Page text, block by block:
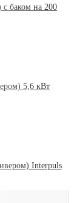
баком на 200
5,6 кВт
Interpuls